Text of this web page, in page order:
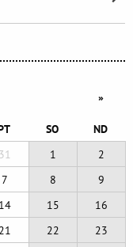
»
SO
ND
31 1
2
7 8
9
14 15
16
21 22
23